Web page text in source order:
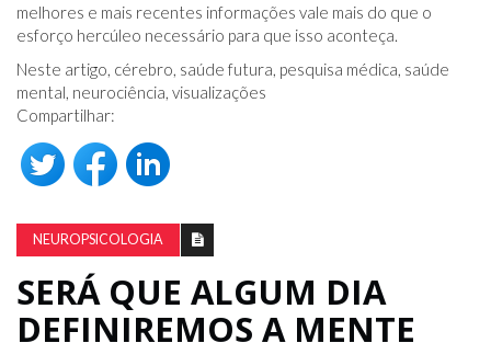
melhores e mais recentes informações vale mais do que o
esforço hercúleo necessário para que isso aconteça.
Neste artigo, cérebro, saúde futura, pesquisa médica, saúde
mental, neurociência, visualizações
Compartilhar:
NEUROPSICOLOGIA
SERÁ QUE ALGUM DIA
DEFINIREMOS A MENTE